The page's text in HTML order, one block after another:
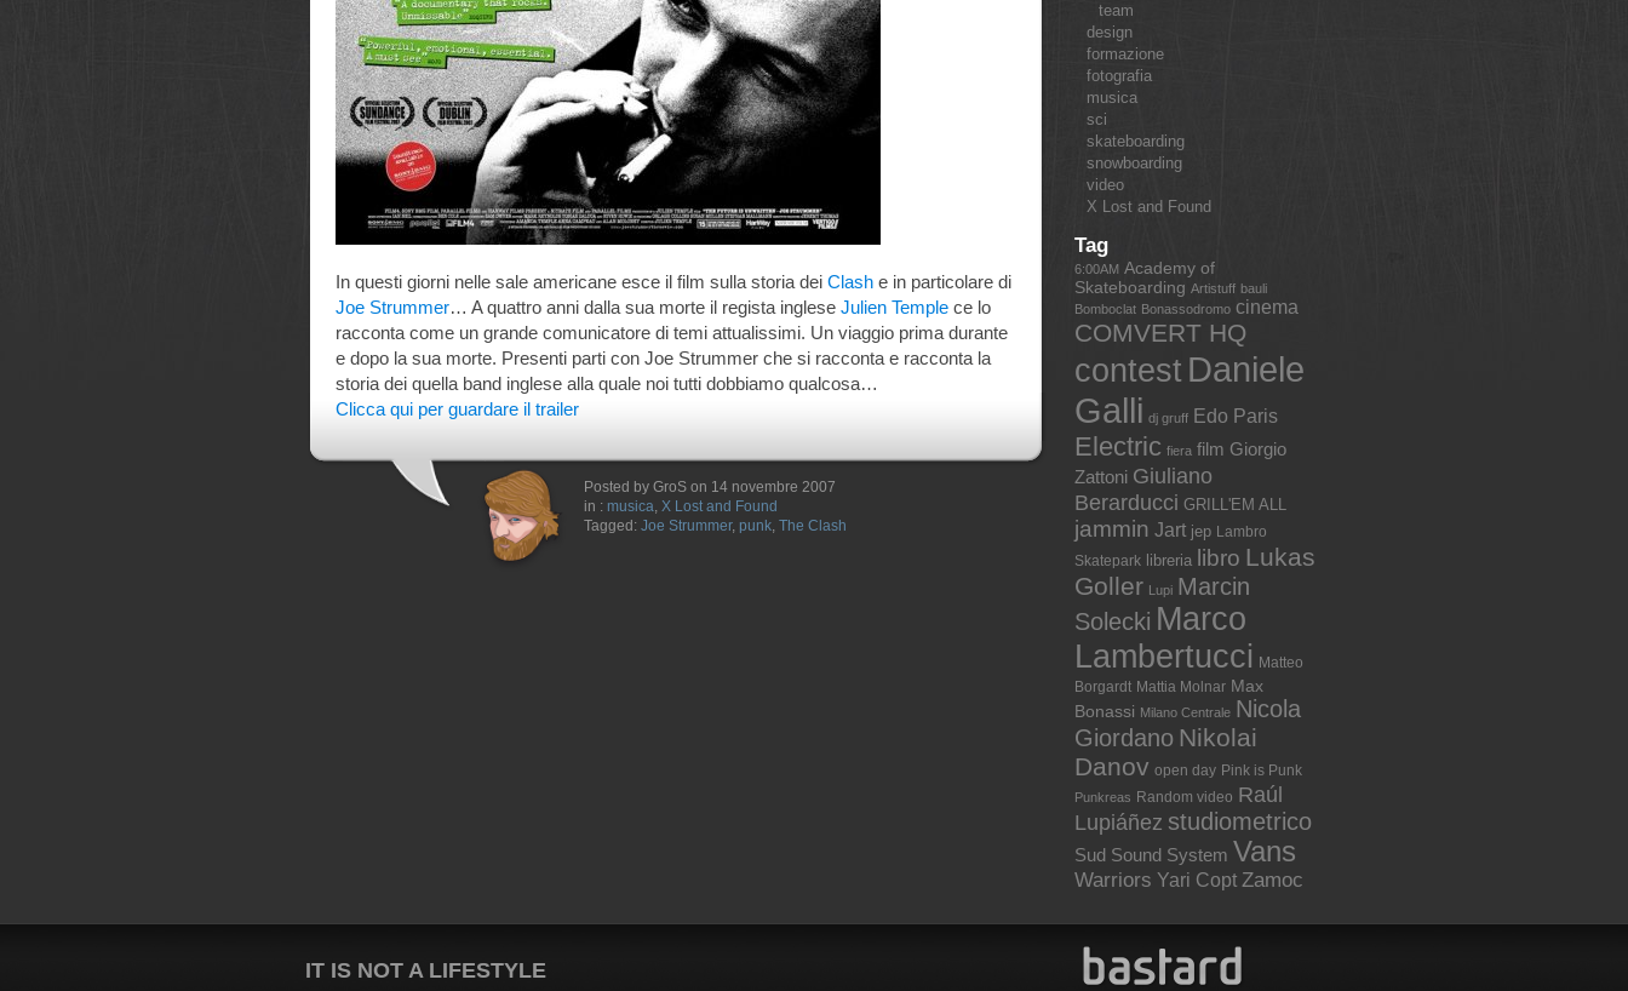
In questi giorni nelle sale americane esce il film sulla storia dei Clash e in particolare di
Joe Strummer… A quattro anni dalla sua morte il regista inglese Julien Temple ce lo
racconta come un grande comunicatore di temi attualissimi. Un viaggio prima durante
e dopo la sua morte. Presenti parti con Joe Strummer che si racconta e racconta la
storia dei quella band inglese alla quale noi tutti dobbiamo qualcosa…
Clicca qui per guardare il trailer
Posted by GroS on 14 novembre 2007
in : musica, X Lost and Found
Tagged: Joe Strummer, punk, The Clash
team
design
formazione
fotografia
musica
sci
skateboarding
snowboarding
video
X Lost and Found
Tag
6:00AM Academy of
Skateboarding Artistuff bauli
Bomboclat Bonassodromo cinema
COMVERT HQ
contest Daniele
Galli dj gruff Edo Paris
Electric fiera film Giorgio
Zattoni Giuliano
Berarducci GRILL'EM ALL
jammin Jart jep Lambro
Skatepark libreria libro Lukas
Goller Lupi Marcin
Solecki Marco
Lambertucci Matteo
Borgardt Mattia Molnar Max
Bonassi Milano Centrale Nicola
Giordano Nikolai
Danov open day Pink is Punk
Punkreas Random video Raúl
Lupiáñez studiometrico
Sud Sound System Vans
Warriors Yari Copt Zamoc
IT IS NOT A LIFESTYLE